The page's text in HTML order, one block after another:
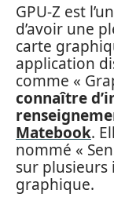
GPU-Z est
d’avoir une
carte
application
comme «
connaître
Matebook.
nommé «
sur
graphique.